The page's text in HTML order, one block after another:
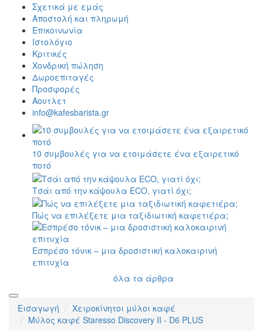
Σχετικά με εμάς
Αποστολή και πληρωμή
Επικοινωνία
Ιστολόγιο
Κριτικές
Χονδρική πώληση
Δωροεπιταγές
Προσφορές
Αουτλετ
info@kafesbarista.gr
10 συμβουλές για να ετοιμάσετε ένα εξαιρετικό
ποτό
Τσάι από την κάψουλα ECO, γιατί όχι;
Πώς να επιλέξετε μια ταξιδιωτική καφετιέρα;
Εσπρέσο τόνικ – μια δροσιστική καλοκαιρινή
επιτυχία
όλα τα άρθρα
Εισαγωγή
Χειροκίνητοι μύλοι καφέ
Μύλος καφέ Staresso Discovery II - D6 PLUS